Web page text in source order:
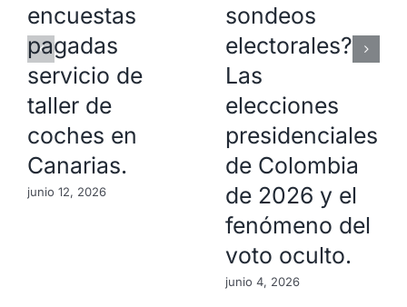
encuestas
pagadas
servicio de
taller de
coches en
Canarias.
junio 12, 2026
sondeos
electorales?
Las
elecciones
presidenciales
de Colombia
de 2026 y el
fenómeno del
voto oculto.
junio 4, 2026